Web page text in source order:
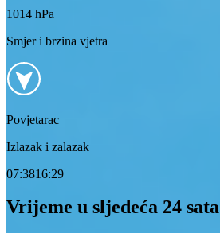
1014 hPa
Smjer i brzina vjetra
Povjetarac
Izlazak i zalazak
07:3816:29
Vrijeme u sljedeća 24 sata